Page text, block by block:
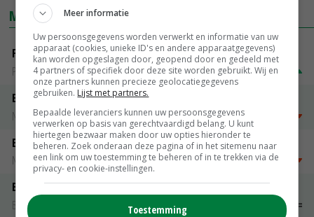
MARKTPRIJZEN
Fritesgeschikt NL Du Be
PotatoNL
€ 15,00~ € 23,00
Emmeloord Tarwe
Noteringen
€ 205,00~
Emmeloord Schaaltjespeen
Noteringen
€ 5,00~ € 20,00
Bintje A 28/35
Bintje Info
Meer informatie
Uw persoonsgegevens worden verwerkt en informatie van uw
apparaat (cookies, unieke ID's en andere apparaatgegevens)
kan worden opgeslagen door, geopend door en gedeeld met
4 partners of specifiek door deze site worden gebruikt. Wij en
onze partners kunnen precieze geolocatiegegevens
gebruiken. Lijst met partners.
Bepaalde leveranciers kunnen uw persoonsgegevens
verwerken op basis van gerechtvaardigd belang. U kunt
hiertegen bezwaar maken door uw opties hieronder te
beheren. Zoek onderaan deze pagina of in het sitemenu naar
een link om uw toestemming te beheren of in te trekken via de
privacy- en cookie-instellingen.
Toestemming